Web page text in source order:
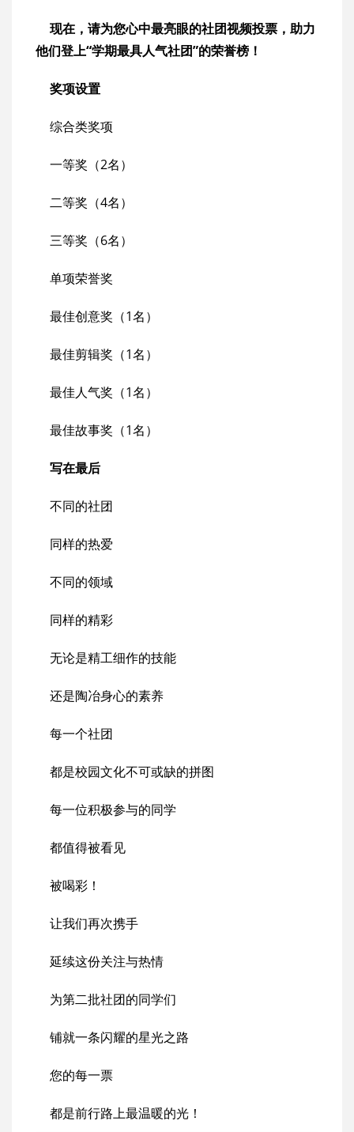
现在，请为您心中最亮眼的社团视频投票，助力
他们登上“学期最具人气社团”的荣誉榜！
奖项设置
综合类奖项
一等奖（2名）
二等奖（4名）
三等奖（6名）
单项荣誉奖
最佳创意奖（1名）
最佳剪辑奖（1名）
最佳人气奖（1名）
最佳故事奖（1名）
写在最后
不同的社团
同样的热爱
不同的领域
同样的精彩
无论是精工细作的技能
还是陶冶身心的素养
每一个社团
都是校园文化不可或缺的拼图
每一位积极参与的同学
都值得被看见
被喝彩！
让我们再次携手
延续这份关注与热情
为第二批社团的同学们
铺就一条闪耀的星光之路
您的每一票
都是前行路上最温暖的光！